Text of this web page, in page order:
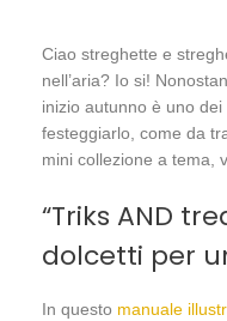
Ciao streghette e
nell’aria? Io si!
inizio autunno è uno
festeggiarlo, come da
mini collezione a tema,
“Triks AND
dolcetti per
In questo manuale